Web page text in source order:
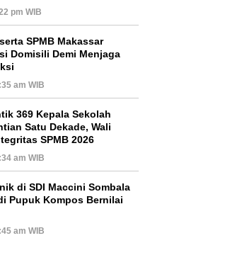
pm WIB
SPMB Makassar
Domisili Demi Menjaga
am WIB
369 Kepala Sekolah
Satu Dekade, Wali
SPMB 2026
am WIB
di SDI Maccini Sombala
Pupuk Kompos Bernilai
am WIB